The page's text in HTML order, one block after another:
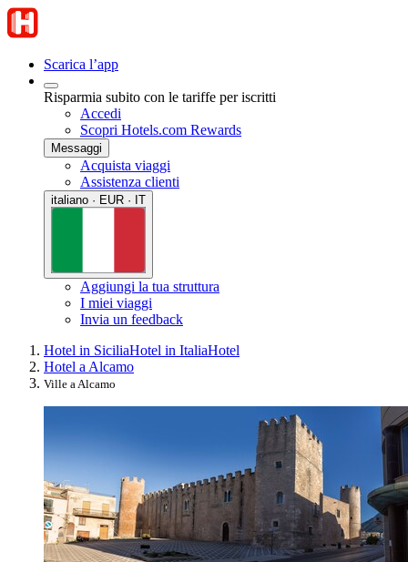
Scarica l’app
Risparmia subito con le tariffe per iscritti
Accedi
Scopri Hotels.com Rewards
Messaggi
Acquista viaggi
Assistenza clienti
italiano · EUR · IT
Aggiungi la tua struttura
I miei viaggi
Invia un feedback
Hotel in SiciliaHotel in ItaliaHotel
Hotel a Alcamo
Ville a Alcamo